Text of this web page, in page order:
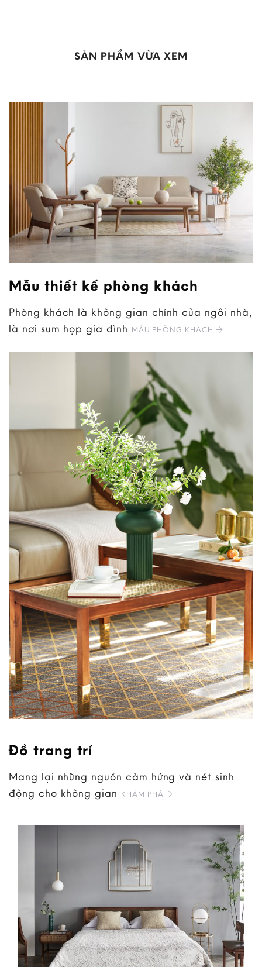
SẢN PHẨM VỪA XEM
Mẫu thiết kế phòng khách
Phòng khách là không gian chính của ngôi nhà,
là nơi sum họp gia đình MẪU PHÒNG KHÁCH
Đồ trang trí
Mang lại những nguồn cảm hứng và nét sinh
động cho không gian KHÁM PHÁ